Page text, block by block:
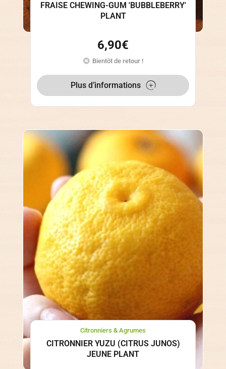
FRAISE CHEWING-GUM 'BUBBLEBERRY'
PLANT
6,90€
Bientôt de retour !
Plus d’informations
Citronniers & Agrumes
CITRONNIER YUZU (CITRUS JUNOS)
JEUNE PLANT